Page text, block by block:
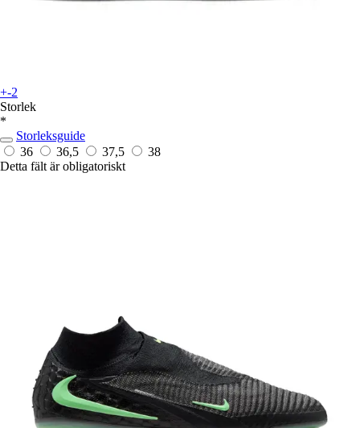
+-2
Storlek
*
Storleksguide
36
36,5 37,5
38
Detta fält är obligatoriskt